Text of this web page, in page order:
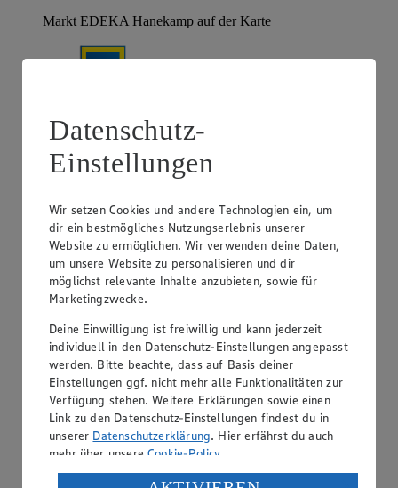
Markt EDEKA Hanekamp auf der Karte
EDEKA Center Hanekamp
Verdener Landstr. 55, 31582 Nienburg
Geöffnet· Schließt um 21:00 Uhr
AnzeigenSchließen
Verdener Landstr. 55, 31582 Nienburg
Route
Geöffnet· Schließt um 21:00 Uhr
Öffnungszeiten anzeigen
Datenschutz-
Einstellungen
Wir setzen Cookies und andere Technologien ein, um
dir ein bestmögliches Nutzungserlebnis unserer
Website zu ermöglichen. Wir verwenden deine Daten,
um unsere Website zu personalisieren und dir
möglichst relevante Inhalte anzubieten, sowie für
Marketingzwecke.
Deine Einwilligung ist freiwillig und kann jederzeit
individuell in den Datenschutz-Einstellungen angepasst
werden. Bitte beachte, dass auf Basis deiner
Einstellungen ggf. nicht mehr alle Funktionalitäten zur
Verfügung stehen. Weitere Erklärungen sowie einen
Link zu den Datenschutz-Einstellungen findest du in
unserer Datenschutzerklärung. Hier erfährst du auch
mehr über unsereCookie-Policy.
Verarbeitung deiner personenbezogenen Daten in den